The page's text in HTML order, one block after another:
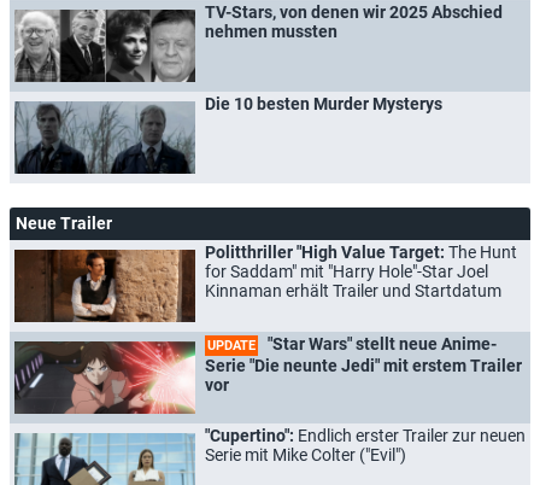
TV-Stars, von denen wir 2025 Abschied
nehmen mussten
Die 10 besten Murder Mysterys
Neue Trailer
Politthriller "High Value Target: The Hunt
for Saddam" mit "Harry Hole"-Star Joel
Kinnaman erhält Trailer und Startdatum
UPDATE
"Star Wars" stellt neue Anime-
Serie "Die neunte Jedi" mit erstem Trailer
vor
"Cupertino": Endlich erster Trailer zur neuen
Serie mit Mike Colter ("Evil")